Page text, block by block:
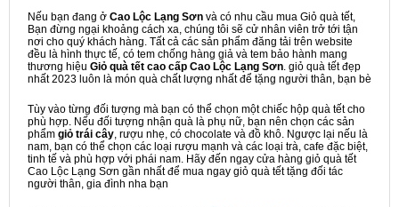
Nếu bạn đang ở Cao Lộc Lạng Sơn và có nhu cầu mua Giỏ quà tết,
Bạn đừng ngại khoảng cách xa, chúng tôi sẽ cử nhân viên trở tới tận
nơi cho quý khách hàng. Tất cả các sản phẩm đăng tải trên website
đều là hình thực tế, có tem chống hàng giả và tem bảo hành mang
thương hiệu Giỏ quà tết cao cấp Cao Lộc Lạng Sơn. giỏ quà tết đẹp
nhất 2023 luôn là món quà chất lượng nhất để tặng người thân, bạn bè
Tùy vào từng đối tượng mà bạn có thể chọn một chiếc hộp quà tết cho
phù hợp. Nếu đối tượng nhận quà là phụ nữ, bạn nên chọn các sản
phẩm giỏ trái cây, rượu nhẹ, có chocolate và đồ khô. Ngược lại nếu là
nam, bạn có thể chọn các loại rượu mạnh và các loại trà, cafe đặc biệt,
tinh tế và phù hợp với phái nam. Hãy đến ngay cửa hàng giỏ quà tết
Cao Lộc Lạng Sơn gần nhất để mua ngay giỏ quà tết tặng đối tác
người thân, gia đình nha bạn